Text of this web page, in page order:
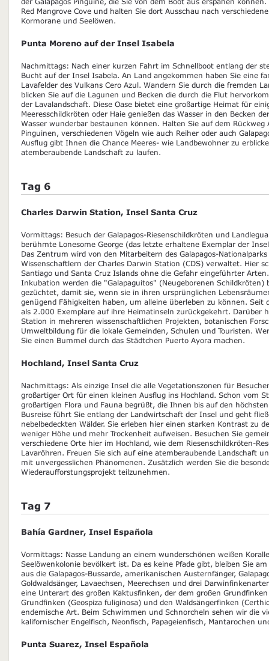
Red Mangrove Cove und halten Sie dort Ausschau nach
Kormorane und Seelöwen.
Punta Moreno auf der Insel Isabela
Nachmittags: Nach einer kurzen Fahrt im Schnellboot entlang der
Bucht auf der Insel Isabela. An Land angekommen haben Sie eine
Lavafelder des Vulkans Cero Azul. Wandern Sie durch die fremden
blicken Sie auf die Lagunen und Becken die durch die Flut
der Lavalandschaft. Diese Oase bietet eine großartige Heimat für
Meeresschildkröten oder Haie genießen das Wasser in den Becken
Wasser wunderbar bestaunen können. Halten Sie auf dem Rückweg
Pinguinen, verschiedenen Vögeln wie auch Reiher oder auch
Ausflug gibt Ihnen die Chance Meeres- wie Landbewohner zu
atemberaubende Landschaft zu laufen.
Tag 6
Charles Darwin Station, Insel Santa Cruz
Vormittags: Besuch der Galapagos-Riesenschildkröten und
berühmte Lonesome George (das letzte erhaltene Exemplar der
Das Zentrum wird von den Mitarbeitern des Galapagos-
Wissenschaftlern der Charles Darwin Station (CDS) verwaltet. Hier
Santiago und Santa Cruz Islands ohne die Gefahr eingeführter
Inkubation werden die "Galapaguitos" (Neugeborenen Schildkröten)
gezüchtet, damit sie, wenn sie in ihren ursprünglichen
genügend Fähigkeiten haben, um alleine überleben zu können. Seit
als 2.000 Exemplare auf ihre Heimatinseln zurückgekehrt. Darüber
Station in mehreren wissenschaftlichen Projekten, botanischen
Umweltbildung für die lokale Gemeinden, Schulen und Touristen.
Sie einen Bummel durch das Städtchen Puerto Ayora machen.
Hochland, Insel Santa Cruz
Nachmittags: Als einzige Insel die alle Vegetationszonen für
großartiger Ort für einen kleinen Ausflug ins Hochland. Schon vom
großartigen Flora und Fauna begrüßt, die Ihnen bis auf den
Busreise führt Sie entlang der Landwirtschaft der Insel und geht
nebelbedeckten Wälder. Sie erleben hier einen starken Kontrast zu
weniger Höhe und mehr Trockenheit aufweisen. Besuchen Sie
verschiedene Orte hier im Hochland, wie dem Riesenschildkröten-
Lavaröhren. Freuen Sie sich auf eine atemberaubende Landschaft
mit unvergesslichen Phänomenen. Zusätzlich werden Sie die
Wiederaufforstungsprojekt teilzunehmen.
Tag 7
Bahía Gardner, Insel Española
Vormittags: Nasse Landung an einem wunderschönen weißen
Seelöwenkolonie bevölkert ist. Da es keine Pfade gibt, bleiben Sie
aus die Galapagos-Bussarde, amerikanischen Austernfänger,
Goldwaldsänger, Lavaechsen, Meerechsen und drei
eine Unterart des großen Kaktusfinken, der dem großen
Grundfinken (Geospiza fuliginosa) und den Waldsängerfinken
endemische Art. Beim Schwimmen und Schnorcheln sehen wir die
kalifornischer Engelfisch, Neonfisch, Papageienfisch, Mantarochen
Punta Suarez, Insel Española